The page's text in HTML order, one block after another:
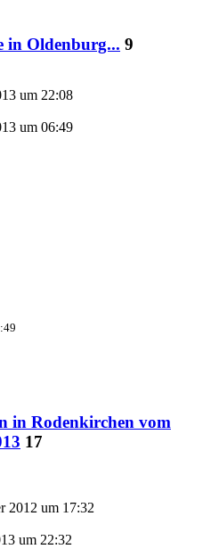
in Oldenburg... 9
um 22:08
um 06:49
in Rodenkirchen vom
17
2012 um 17:32
um 22:32